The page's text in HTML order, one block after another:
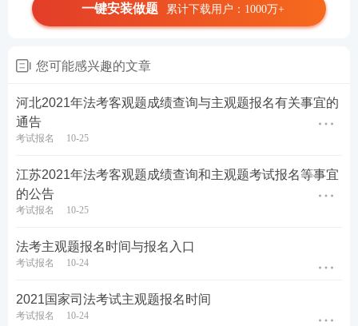
一键安装做题 累计下载用户：1000万+
您可能感兴趣的文章
河北2021年法考客观题成绩查询与主观题报名有关事宜的
通告
考试报名 10-25
江苏2021年法考客观题成绩查询和主观题考试报名等事宜
的公告
考试报名 10-25
法考主观题报名时间与报名入口
考试报名 10-24
2021国家司法考试主观题报名时间
考试报名 10-24